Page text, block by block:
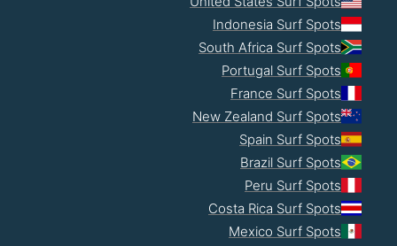
Indonesia Surf Spots
South Africa Surf Spots
Portugal Surf Spots
France Surf Spots
New Zealand Surf Spots
Spain Surf Spots
Brazil Surf Spots
Peru Surf Spots
Costa Rica Surf Spots
Mexico Surf Spots